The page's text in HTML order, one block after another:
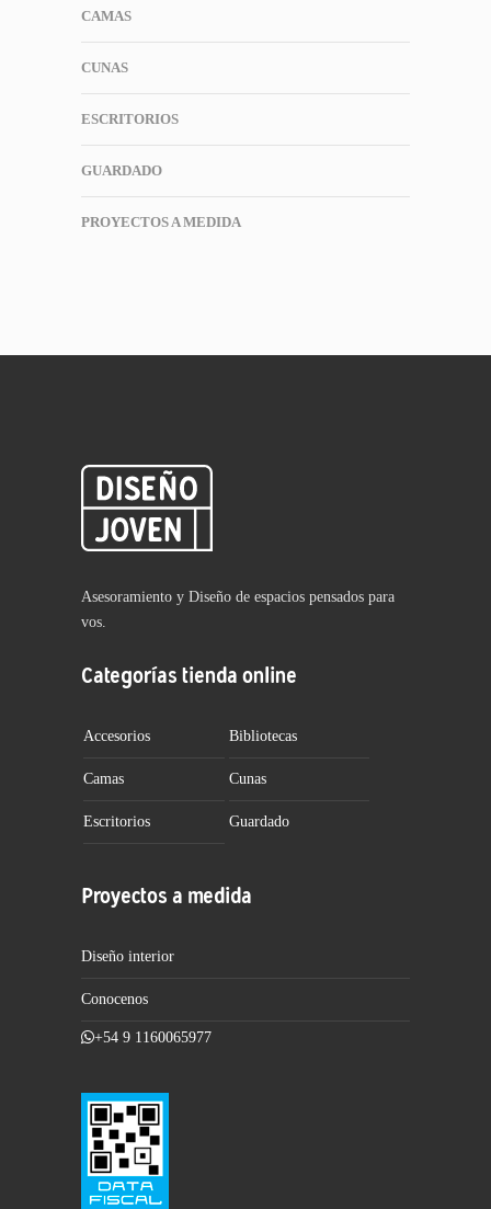
CAMAS
CUNAS
ESCRITORIOS
GUARDADO
PROYECTOS A MEDIDA
Asesoramiento y Diseño de espacios pensados para
vos.
Categorías tienda online
Accesorios Bibliotecas
Camas Cunas
Escritorios Guardado
Proyectos a medida
Diseño interior
Conocenos
+54 9 1160065977